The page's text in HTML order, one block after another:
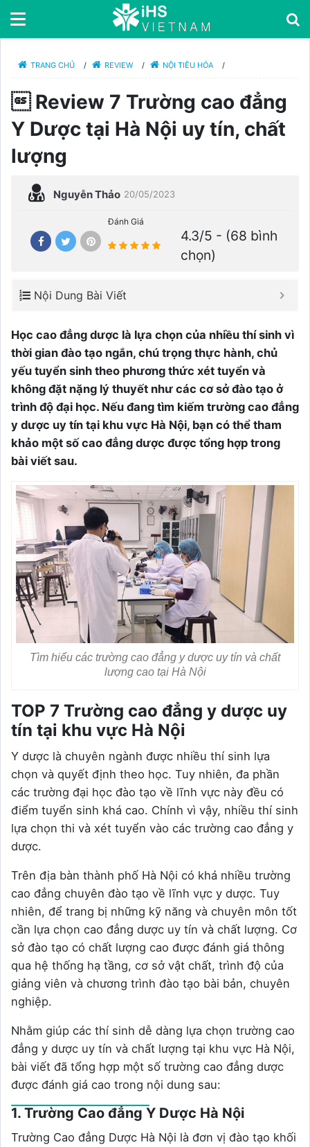
TRANG CHỦ / REVIEW / NỘI TIÊU HÓA /
Review 7 Trường cao đẳng
Y Dược tại Hà Nội uy tín, chất
lượng
Nguyễn Thảo 20/05/2023
Đánh Giá
4.3/5 - (68 bình
chọn)
Nội Dung Bài Viết
Học cao đẳng dược là lựa chọn của nhiều thí sinh vì
thời gian đào tạo ngắn, chú trọng thực hành, chủ
yếu tuyển sinh theo phương thức xét tuyển và
không đặt nặng lý thuyết như các cơ sở đào tạo ở
trình độ đại học. Nếu đang tìm kiếm trường cao đẳng
y dược uy tín tại khu vực Hà Nội, bạn có thể tham
khảo một số cao đẳng dược được tổng hợp trong
bài viết sau.
Tìm hiểu các trường cao đẳng y dược uy tín và chất
lượng cao tại Hà Nội
TOP 7 Trường cao đẳng y dược uy
tín tại khu vực Hà Nội
Y dược là chuyên ngành được nhiều thí sinh lựa
chọn và quyết định theo học. Tuy nhiên, đa phần
các trường đại học đào tạo về lĩnh vực này đều có
điểm tuyển sinh khá cao. Chính vì vậy, nhiều thí sinh
lựa chọn thi và xét tuyển vào các trường cao đẳng y
dược.
Trên địa bàn thành phố Hà Nội có khá nhiều trường
cao đẳng chuyên đào tạo về lĩnh vực y dược. Tuy
nhiên, để trang bị những kỹ năng và chuyên môn tốt
cần lựa chọn cao đẳng dược uy tín và chất lượng. Cơ
sở đào tạo có chất lượng cao được đánh giá thông
qua hệ thống hạ tầng, cơ sở vật chất, trình độ của
giảng viên và chương trình đào tạo bài bản, chuyên
nghiệp.
Nhằm giúp các thí sinh dễ dàng lựa chọn trường cao
đẳng y dược uy tín và chất lượng tại khu vực Hà Nội,
bài viết đã tổng hợp một số trường cao đẳng dược
được đánh giá cao trong nội dung sau:
1. Trường Cao đẳng Y Dược Hà Nội
Trường Cao đẳng Dược Hà Nội là đơn vị đào tạo khối